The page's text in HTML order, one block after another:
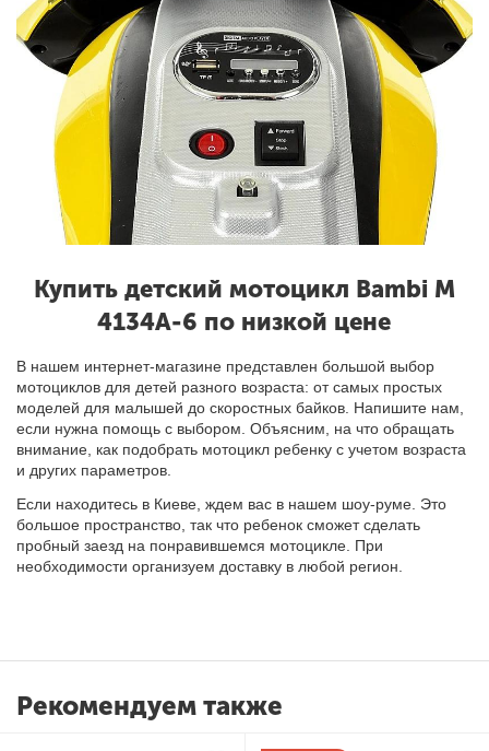
Купить детский мотоцикл Bambi M
4134A-6 по низкой цене
В нашем интернет-магазине представлен большой выбор
мотоциклов для детей разного возраста: от самых простых
моделей для малышей до скоростных байков. Напишите нам,
если нужна помощь с выбором. Объясним, на что обращать
внимание, как подобрать мотоцикл ребенку с учетом возраста
и других параметров.
Если находитесь в Киеве, ждем вас в нашем шоу-руме. Это
большое пространство, так что ребенок сможет сделать
пробный заезд на понравившемся мотоцикле. При
необходимости организуем доставку в любой регион.
Рекомендуем также